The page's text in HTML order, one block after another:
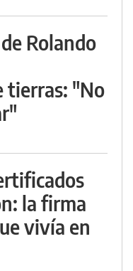
Rolando
tierras: "No
la firma
vivía en